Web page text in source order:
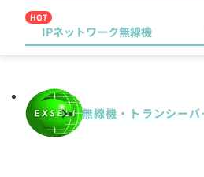
HOT
IPネットワーク無線機
無線機・トランシー